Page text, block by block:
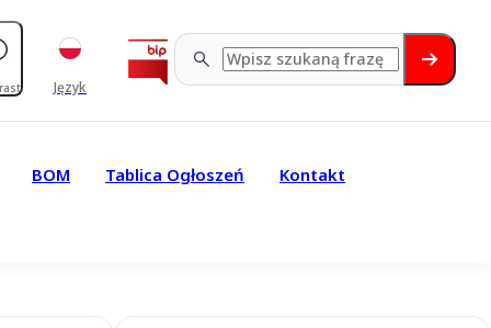
Język
BOM Tablica Ogłoszeń Kontakt